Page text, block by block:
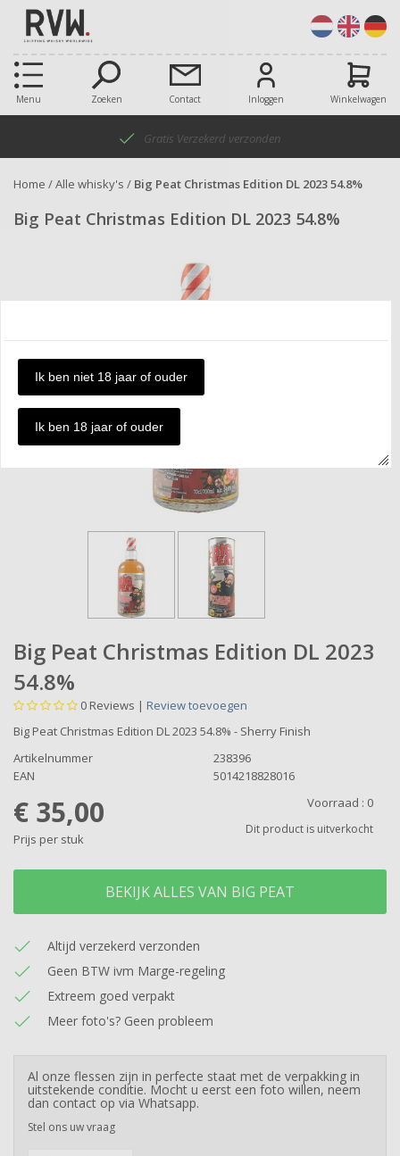
Menu Zoeken Contact Inloggen Winkelwagen
Gratis Verzekerd verzonden
Home /Alle whisky's / Big Peat Christmas Edition DL 2023 54.8%
Big Peat Christmas Edition DL 2023 54.8%
Big Peat Christmas Edition DL 2023
54.8%
0 Reviews | Review toevoegen
Big Peat Christmas Edition DL 2023 54.8% - Sherry Finish
Artikelnummer
238396
EAN
5014218828016
€ 35,00
Prijs per stuk
Voorraad : 0
Dit product is uitverkocht
BEKIJK ALLES VAN BIG PEAT
Altijd verzekerd verzonden
Geen BTW ivm Marge-regeling
Extreem goed verpakt
Meer foto's? Geen probleem
Al onze flessen zijn in perfecte staat met de verpakking in
uitstekende conditie. Mocht u eerst een foto willen, neem
dan contact op via Whatsapp.
Stel ons uw vraag
Ik ben niet 18 jaar of ouder
Ik ben 18 jaar of ouder